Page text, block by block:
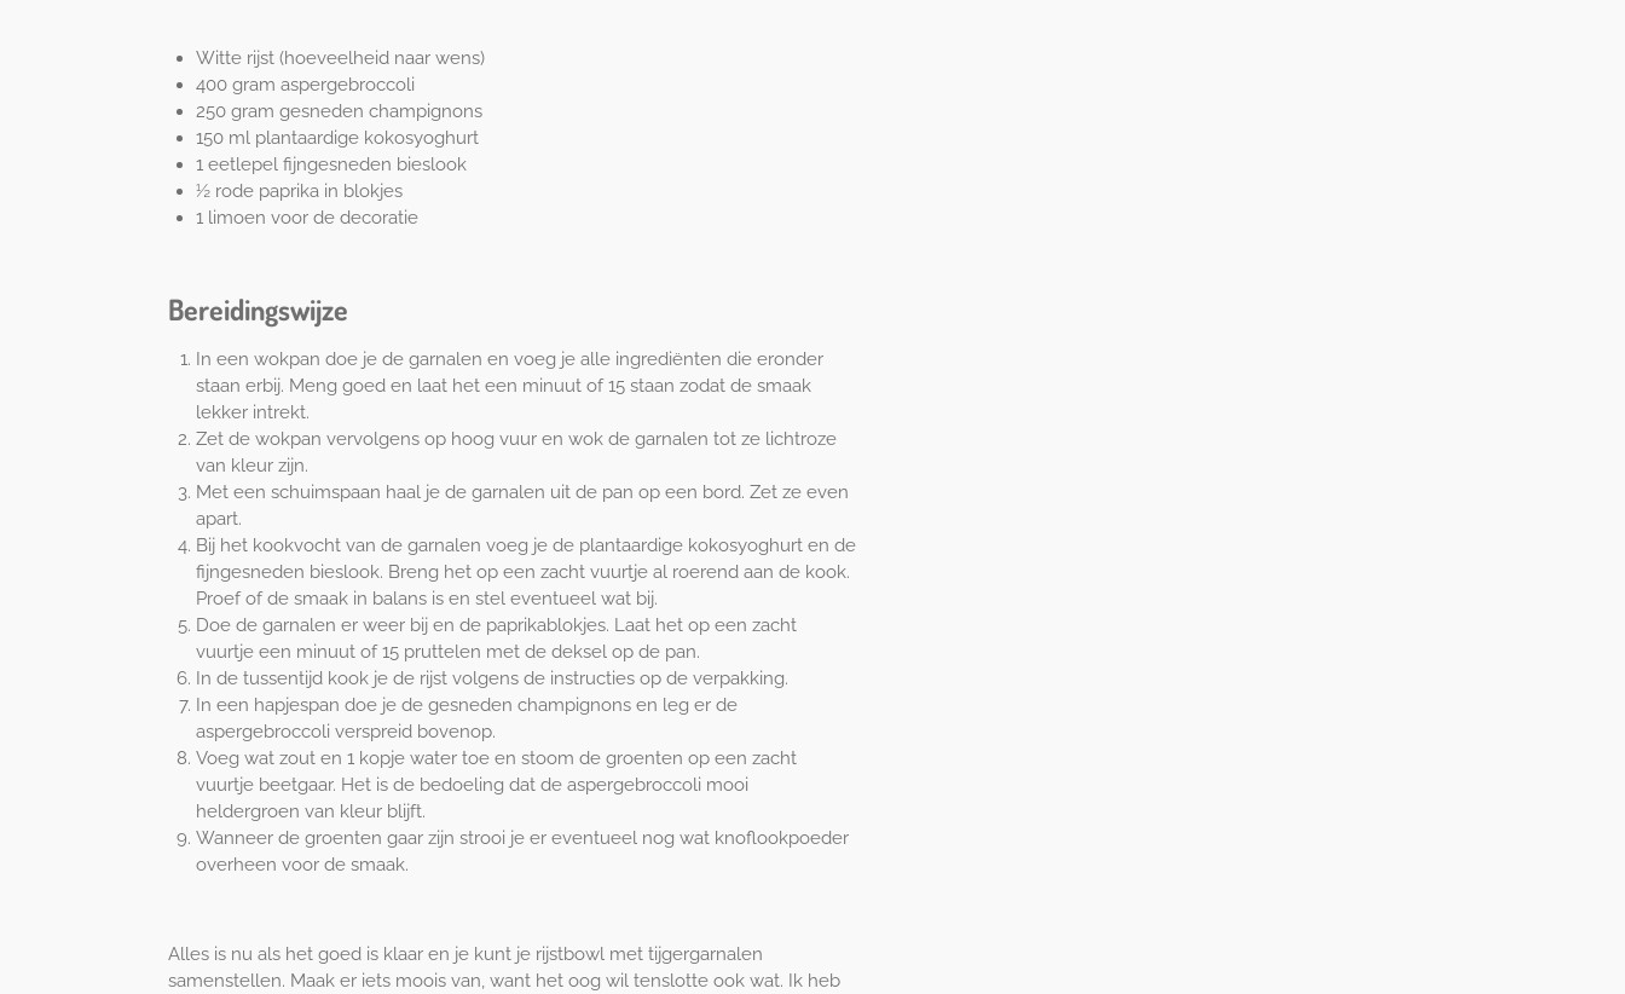
Witte rijst (hoeveelheid naar wens)
400 gram aspergebroccoli
250 gram gesneden champignons
150 ml plantaardige kokosyoghurt
1 eetlepel fijngesneden bieslook
½ rode paprika in blokjes
1 limoen voor de decoratie
Bereidingswijze
In een wokpan doe je de garnalen en voeg je alle ingrediënten die eronder
staan erbij. Meng goed en laat het een minuut of 15 staan zodat de smaak
lekker intrekt.
Zet de wokpan vervolgens op hoog vuur en wok de garnalen tot ze lichtroze
van kleur zijn.
Met een schuimspaan haal je de garnalen uit de pan op een bord. Zet ze even
apart.
Bij het kookvocht van de garnalen voeg je de plantaardige kokosyoghurt en de
fijngesneden bieslook. Breng het op een zacht vuurtje al roerend aan de kook.
Proef of de smaak in balans is en stel eventueel wat bij.
Doe de garnalen er weer bij en de paprikablokjes. Laat het op een zacht
vuurtje een minuut of 15 pruttelen met de deksel op de pan.
In de tussentijd kook je de rijst volgens de instructies op de verpakking.
In een hapjespan doe je de gesneden champignons en leg er de
aspergebroccoli verspreid bovenop.
Voeg wat zout en 1 kopje water toe en stoom de groenten op een zacht
vuurtje beetgaar. Het is de bedoeling dat de aspergebroccoli mooi
heldergroen van kleur blijft.
Wanneer de groenten gaar zijn strooi je er eventueel nog wat knoflookpoeder
overheen voor de smaak.
Alles is nu als het goed is klaar en je kunt je rijstbowl met tijgergarnalen
samenstellen. Maak er iets moois van, want het oog wil tenslotte ook wat. Ik heb